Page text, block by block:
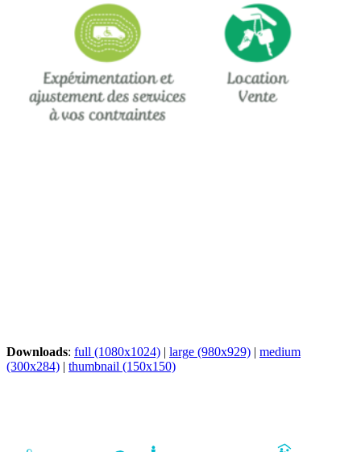
Downloads: full (1080x1024) | large (980x929) | medium
(300x284) | thumbnail (150x150)